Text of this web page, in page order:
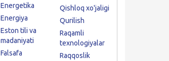
Energetika
Energiya
Eston tili va
madaniyati
Falsafa
Qishloq xo'jaligi
Qurilish
Raqamli
texnologiyalar
Raqqoslik